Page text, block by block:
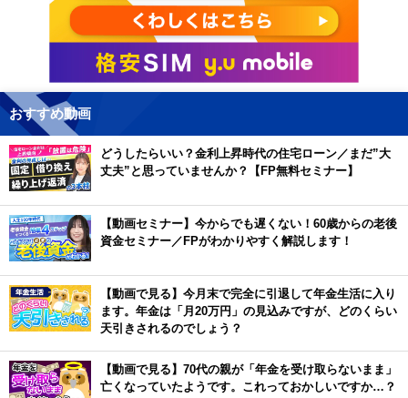
おすすめ動画
どうしたらいい？金利上昇時代の住宅ローン／まだ”大
丈夫”と思っていませんか？【FP無料セミナー】
【動画セミナー】今からでも遅くない！60歳からの老後
資金セミナー／FPがわかりやすく解説します！
【動画で見る】今月末で完全に引退して年金生活に入り
ます。年金は「月20万円」の見込みですが、どのくらい
天引きされるのでしょう？
【動画で見る】70代の親が「年金を受け取らないまま」
亡くなっていたようです。これっておかしいですか…？